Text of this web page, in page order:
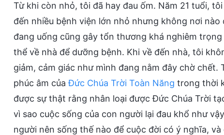
Từ khi còn nhỏ, tôi đã hay đau ốm. Năm 21 tuổi,
đến nhiều bệnh viện lớn nhỏ nhưng không nơi
đang uống cũng gây tổn thương khá nghiêm
thể về nhà để dưỡng bệnh. Khi về đến nhà, tôi
giảm, cảm giác như mình đang nằm đây chờ
phúc âm củaĐức Chúa Trời Toàn Năng trong thời
được sự thật rằng nhân loại được Đức Chúa Trời
vì sao cuộc sống của con người lại đau khổ như
người nên sống thế nào để cuộc đời có ý nghĩa,